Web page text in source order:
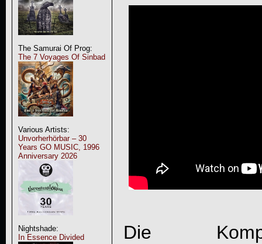
The Samurai Of Prog:
The 7 Voyages Of Sinbad
Various Artists:
Unvorherhörbar – 30
Years GO MUSIC, 1996
Anniversary 2026
Nightshade:
In Essence Divided
Die